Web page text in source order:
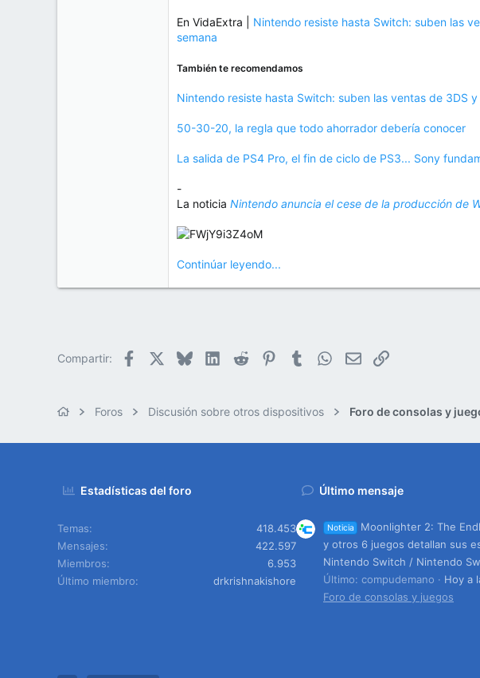
En VidaExtra | Nintendo resiste hasta Switch: suben las
semana
También te recomendamos
Nintendo resiste hasta Switch: suben las ventas de 3DS
50-30-20, la regla que todo ahorrador debería conocer
La salida de PS4 Pro, el fin de ciclo de PS3... Sony
-
La noticia Nintendo anuncia el cese de la producción de
Continúar leyendo...
Compartir: Facebook BlueskyLinkedIn
Reddit PinterestTumblr WhatsApp
EmailEnlace
Foros Discusión sobre otros dispositivos Foro de consolas y
Estadísticas del foro
Temas
418.453
Mensajes
422.597
Miembros
6.953
Último miembro
drkrishnakishore
Último mensaje
Noticia
Moonlighter 2: The
y otros 6 juegos detallan sus
Nintendo Switch / Nintendo
Último: compudemano
Hoy a
Foro de consolas y juegos